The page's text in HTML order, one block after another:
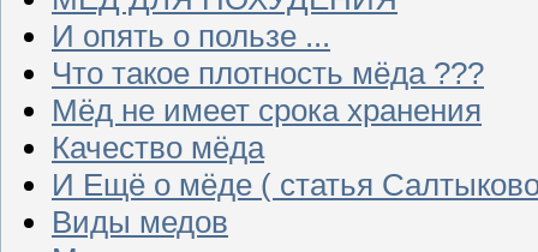
И опять о пользе ...
Что такое плотность мёда ???
Мёд не имеет срока хранения
Качество мёда
И Ещё о мёде ( статья
Виды медов